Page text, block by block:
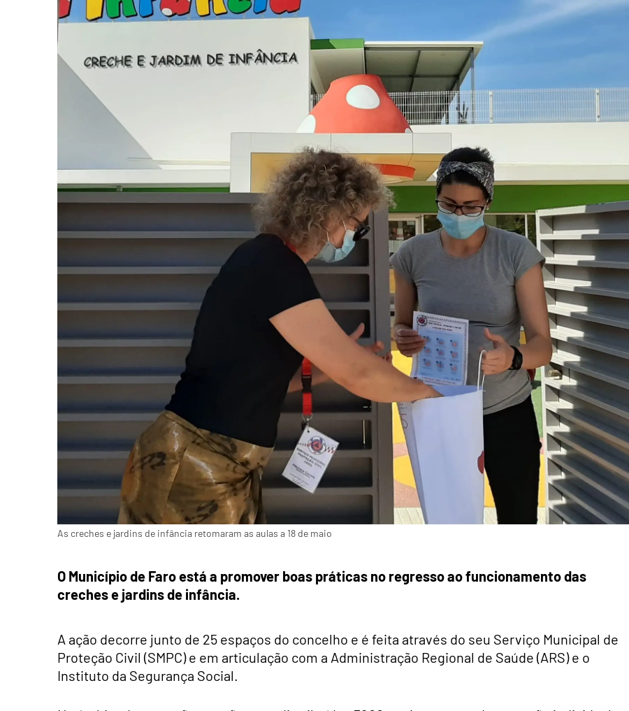
As creches e jardins de infância retomaram as aulas a 18 de maio
O Município de Faro está a promover boas práticas no regresso ao funcionamento das
creches e jardins de infância.
A ação decorre junto de 25 espaços do concelho e é feita através do seu Serviço Municipal de
Proteção Civil (SMPC) e em articulação com a Administração Regional de Saúde (ARS) e o
Instituto da Segurança Social.